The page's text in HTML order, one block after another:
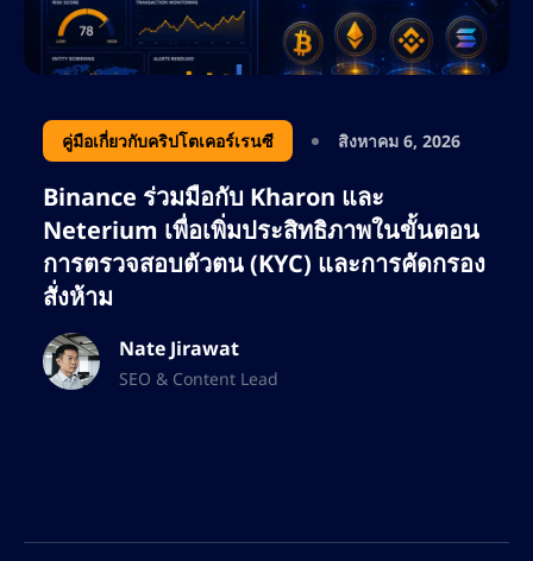
คู่มือเกี่ยวกับคริปโตเคอร์เรนซี สิงหาคม 6, 2026
Binance ร่วมมือกับ Kharon และ
Neterium เพื่อเพิ่มประสิทธิภาพในขั้นตอน
การตรวจสอบตัวตน (KYC) และการคัดกรอง
สั่งห้าม
Nate Jirawat
SEO & Content Lead